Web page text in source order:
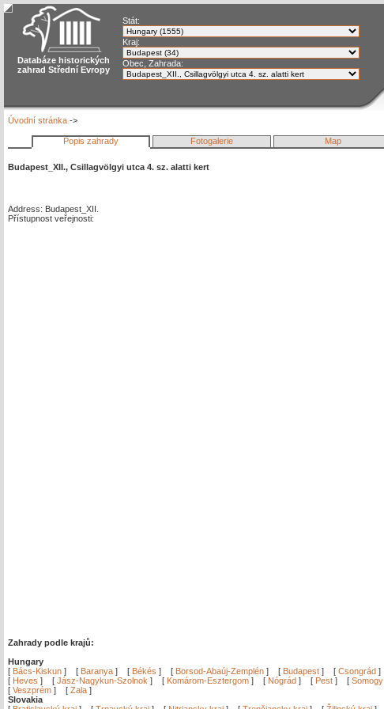
Databáze historických
zahrad Střední Evropy
Stát:
Kraj:
Obec, Zahrada:
Úvodní stránka ->
Popis zahrady Fotogalerie Map
Budapest_XII., Csillagvölgyi utca 4. sz. alatti kert
Address: Budapest_XII.
Přístupnost veřejnosti:
Zahrady podle krajů:
Hungary
[ Bács-Kiskun ] [ Baranya ] [ Békés ] [ Borsod-Abaúj-Zemplén ] [ Budapest ] [ Csongrád ]
[ Heves ] [ Jász-Nagykun-Szolnok ] [ Komárom-Esztergom ] [ Nógrád ] [ Pest ] [ Somogy
[ Veszprém ] [ Zala ]
Slovakia